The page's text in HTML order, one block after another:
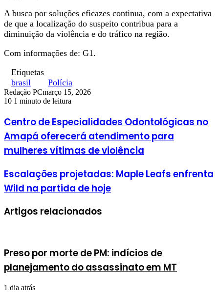
A busca por soluções eficazes continua, com a expectativa
de que a localização do suspeito contribua para a
diminuição da violência e do tráfico na região.
Com informações de: G1.
Etiquetas
brasil
Polícia
Redação PCmarço 15, 2026
10 1 minuto de leitura
Centro de Especialidades Odontológicas no
Amapá oferecerá atendimento para
mulheres vítimas de violência
Escalações projetadas: Maple Leafs enfrenta
Wild na partida de hoje
Artigos relacionados
Preso por morte de PM: indícios de
planejamento do assassinato em MT
1 dia atrás